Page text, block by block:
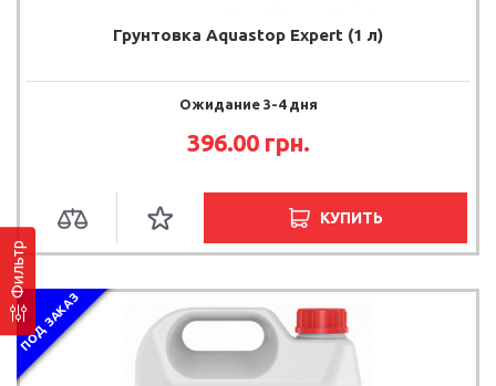
Фильтр
Грунтовка Aquastop Expert (1 л)
Ожидание 3-4 дня
396.00 грн.
КУПИТЬ
ПОД ЗАКАЗ